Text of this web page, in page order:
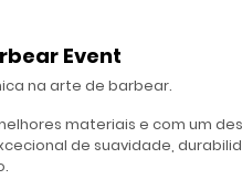
Event
na arte de barbear.
materiais e com um
de suavidade,